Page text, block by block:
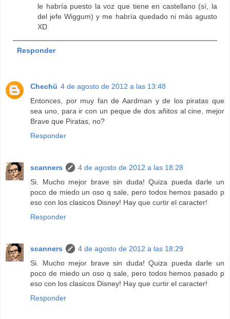
le habría puesto la voz que tiene en castellano (sí, la
del jefe Wiggum) y me habría quedado ni más agusto
XD
Responder
Chechü 4 de agosto de 2012 a las 13:48
Entonces, por muy fan de Aardman y de los piratas que
sea uno, para ir con un peque de dos añitos al cine, mejor
Brave que Piratas, no?
Responder
scanners
4 de agosto de 2012 a las 18:28
Si. Mucho mejor brave sin duda! Quiza pueda darle un
poco de miedo un oso q sale, pero todos hemos pasado p
eso con los clasicos Disney! Hay que curtir el caracter!
Responder
scanners
4 de agosto de 2012 a las 18:29
Si. Mucho mejor brave sin duda! Quiza pueda darle un
poco de miedo un oso q sale, pero todos hemos pasado p
eso con los clasicos Disney! Hay que curtir el caracter!
Responder